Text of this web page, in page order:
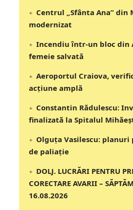
Centrul „Sfânta Ana” din
modernizat
Incendiu într-un bloc din
femeie salvată
Aeroportul Craiova,
acțiune amplă
Constantin Rădulescu:
finalizată la Spitalul
Olguța Vasilescu:
de paliație
DOLJ. LUCRĂRI PENTRU
CORECTARE AVARII –
16.08.2026